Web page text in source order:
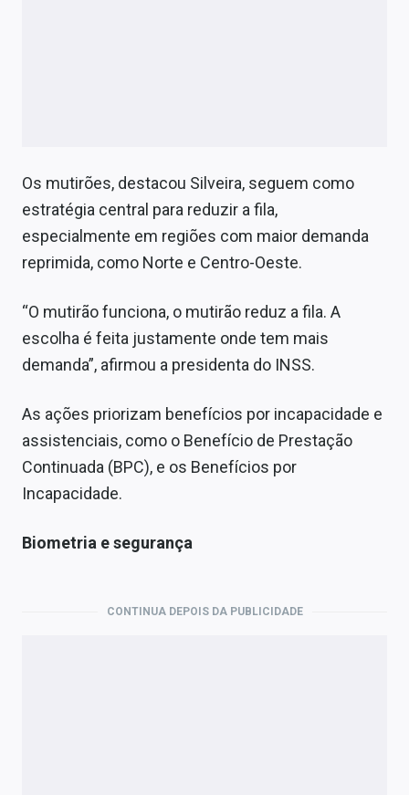
Os mutirões, destacou Silveira, seguem como
estratégia central para reduzir a fila,
especialmente em regiões com maior demanda
reprimida, como Norte e Centro-Oeste.
“O mutirão funciona, o mutirão reduz a fila. A
escolha é feita justamente onde tem mais
demanda”, afirmou a presidenta do INSS.
As ações priorizam benefícios por incapacidade e
assistenciais, como o Benefício de Prestação
Continuada (BPC), e os Benefícios por
Incapacidade.
Biometria e segurança
CONTINUA DEPOIS DA PUBLICIDADE